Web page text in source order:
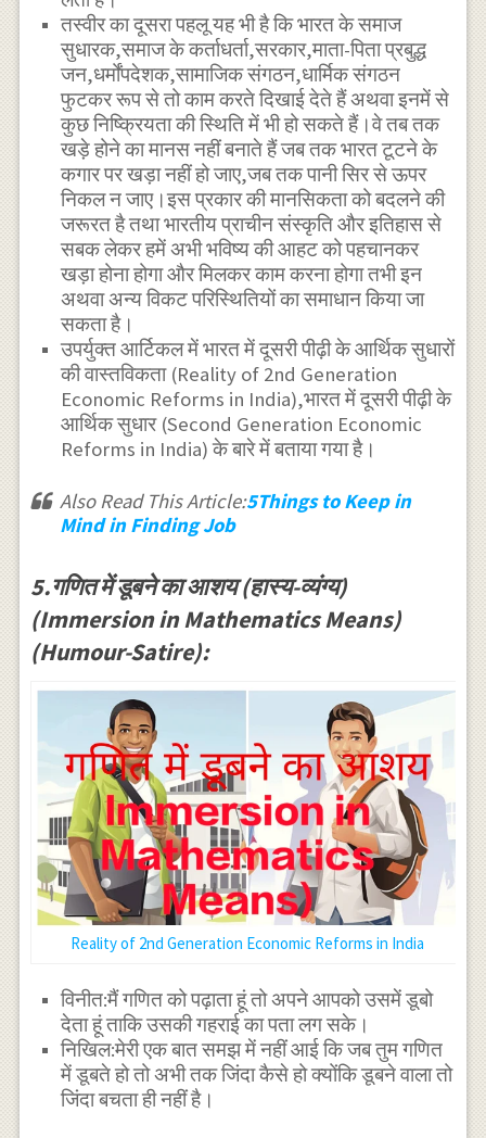
तस्वीर का दूसरा पहलू यह भी है कि भारत के समाज
सुधारक,समाज के कर्ताधर्ता,सरकार,माता-पिता प्रबुद्ध
जन,धर्मोंपदेशक,सामाजिक संगठन,धार्मिक संगठन
फुटकर रूप से तो काम करते दिखाई देते हैं अथवा इनमें से
कुछ निष्क्रियता की स्थिति में भी हो सकते हैं।वे तब तक
खड़े होने का मानस नहीं बनाते हैं जब तक भारत टूटने के
कगार पर खड़ा नहीं हो जाए,जब तक पानी सिर से ऊपर
निकल न जाए।इस प्रकार की मानसिकता को बदलने की
जरूरत है तथा भारतीय प्राचीन संस्कृति और इतिहास से
सबक लेकर हमें अभी भविष्य की आहट को पहचानकर
खड़ा होना होगा और मिलकर काम करना होगा तभी इन
अथवा अन्य विकट परिस्थितियों का समाधान किया जा
सकता है।
उपर्युक्त आर्टिकल में भारत में दूसरी पीढ़ी के आर्थिक सुधारों
की वास्तविकता (Reality of 2nd Generation
Economic Reforms in India),भारत में दूसरी पीढ़ी के
आर्थिक सुधार (Second Generation Economic
Reforms in India) के बारे में बताया गया है।
Also Read This Article:5Things to Keep in
Mind in Finding Job
5.गणित में डूबने का आशय (हास्य-व्यंग्य)
(Immersion in Mathematics Means)
(Humour-Satire):
Reality of 2nd Generation Economic Reforms in India
विनीत:मैं गणित को पढ़ाता हूं तो अपने आपको उसमें डूबो
देता हूं ताकि उसकी गहराई का पता लग सके।
निखिल:मेरी एक बात समझ में नहीं आई कि जब तुम गणित
में डूबते हो तो अभी तक जिंदा कैसे हो क्योंकि डूबने वाला तो
जिंदा बचता ही नहीं है।